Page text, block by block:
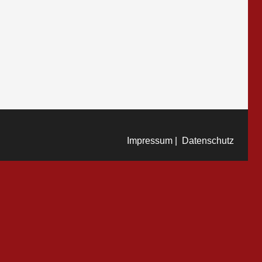
Datenschutz
Impressum |